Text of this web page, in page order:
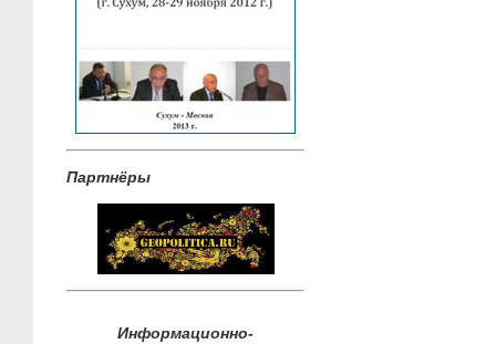
Партнёры
Информационно-